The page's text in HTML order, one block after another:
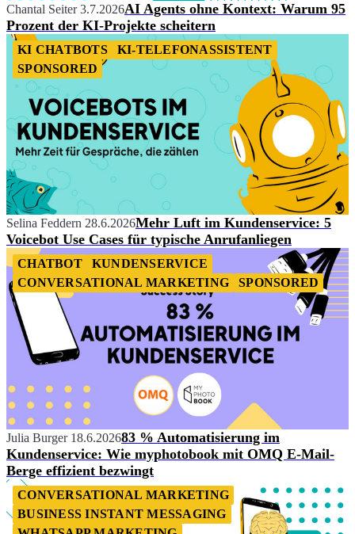
Chantal Seiter 3.7.2026AI Agents ohne Kontext: Warum 95
Prozent der KI-Projekte scheitern
KI CHATBOTS
KI-TELEFONASSISTENT
SPONSORED
Selina Feddern 28.6.2026Mehr Luft im Kundenservice: 5
Voicebot Use Cases für typische Anrufanliegen
CHATBOT
KUNDENSERVICE
CONVERSATIONAL MARKETING
SPONSORED
Julia Burger 18.6.202683 % Automatisierung im
Kundenservice: Wie myphotobook mit OMQ E-Mail-
Berge effizient bezwingt
CONVERSATIONAL MARKETING
BUSINESS INSTANT MESSAGING